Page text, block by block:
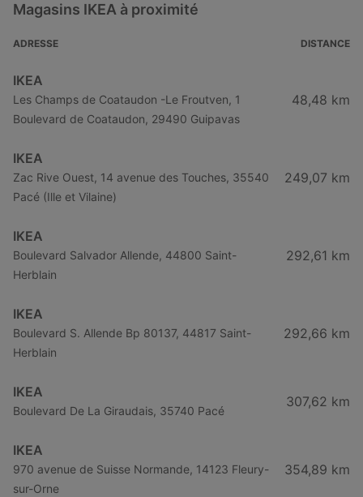
IKEA à Montpellier
IKEA à Muret
IKEA à L'Haÿ-les-Roses
IKEA à Nogent-sur-Marne
IKEA à Sarcelles
IKEA à Versailles
Magasins IKEA à proximité
ADRESSE DISTANCE
IKEA
Les Champs de Coataudon -Le Froutven, 1
Boulevard de Coataudon, 29490 Guipavas
48,48 km
IKEA
Zac Rive Ouest, 14 avenue des Touches, 35540
Pacé (Ille et Vilaine)
249,07 km
IKEA
Boulevard Salvador Allende, 44800 Saint-
Herblain
292,61 km
IKEA
Boulevard S. Allende Bp 80137, 44817 Saint-
Herblain
292,66 km
IKEA
Boulevard De La Giraudais, 35740 Pacé
307,62 km
IKEA
970 avenue de Suisse Normande, 14123 Fleury-
sur-Orne
354,89 km